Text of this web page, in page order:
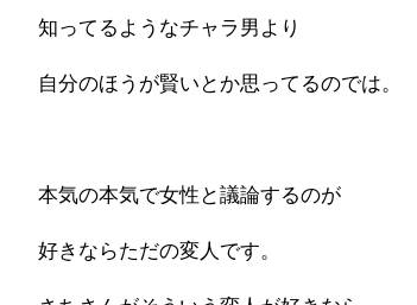
知ってるようなチャラ男より
自分のほうが賢いとか思ってるのでは。
本気の本気で女性と議論するのが
好きならただの変人です。